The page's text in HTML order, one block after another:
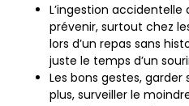
L’ingestion accidentelle
prévenir, surtout chez
lors d’un repas sans
juste le temps d’un
Les bons gestes, garder
plus, surveiller le